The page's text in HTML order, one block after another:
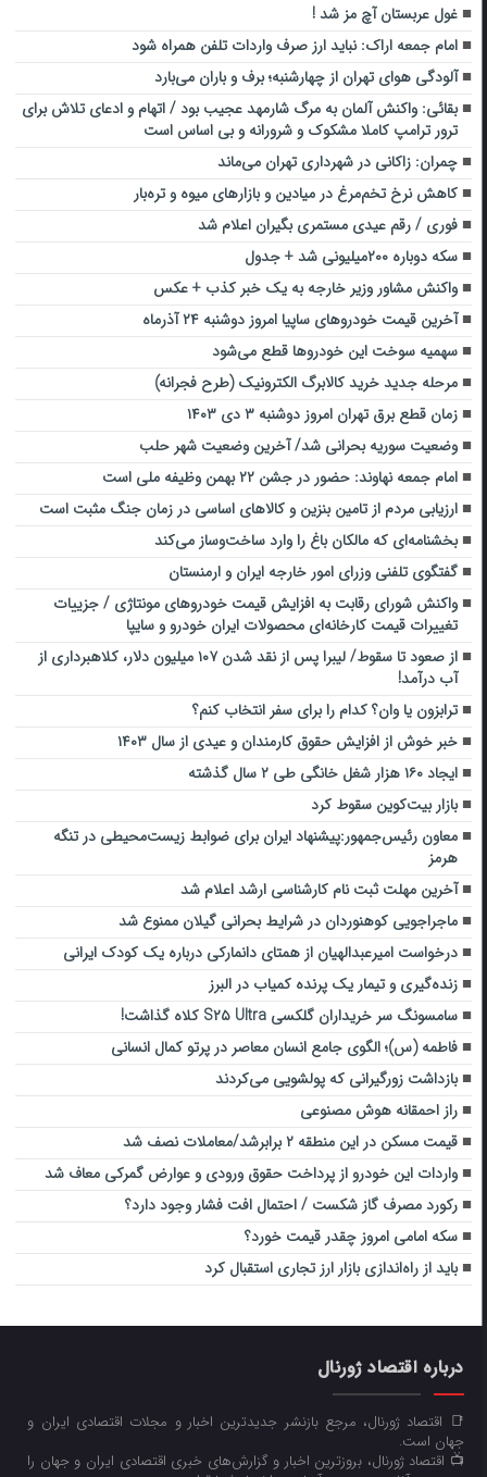
غول عربستان آچ مز شد !
امام جمعه اراک: نباید ارز صرف واردات تلفن همراه شود
آلودگی هوای تهران از چهارشنبه؛ برف و باران می‌بارد
بقائی: واکنش آلمان به مرگ شارمهد عجیب بود / اتهام و ادعای تلاش برای
ترور ترامپ کاملا مشکوک و شرورانه و بی اساس است
چمران: زاکانی در شهرداری تهران می‌ماند
کاهش نرخ تخم‌مرغ در میادین و بازارهای میوه و تره‌بار
فوری / رقم عیدی مستمری بگیران اعلام شد
سکه دوباره ۲۰۰میلیونی شد + جدول
واکنش مشاور وزیر خارجه به یک خبر کذب + عکس
آخرین قیمت خودروهای ساپیا امروز دوشنبه ۲۴ آذرماه
سهمیه سوخت این خودروها قطع می‌شود
مرحله جدید خرید کالابرگ الکترونیک (طرح فجرانه)
زمان قطع برق تهران امروز دوشنبه ۳ دی ۱۴۰۳
وضعیت سوریه بحرانی شد/ آخرین وضعیت شهر حلب
امام جمعه نهاوند: حضور در جشن ۲۲ بهمن وظیفه ملی است
ارزیابی مردم از تامین بنزین و کالاهای اساسی در زمان جنگ مثبت است
بخشنامه‌ای که مالکان باغ را وارد ساخت‌وساز می‌کند
گفتگوی تلفنی وزرای امور خارجه ایران و ارمنستان
واکنش شورای رقابت به افزایش قیمت خودروهای مونتاژی / جزییات
تغییرات قیمت کارخانه‌ای محصولات ایران خودرو و سایپا
از صعود تا سقوط/ لیبرا پس از نقد شدن ۱۰۷ میلیون دلار، کلاهبرداری از
آب درآمد!
ترابزون یا وان؟ کدام را برای سفر انتخاب کنم؟
خبر خوش از افزایش حقوق کارمندان و عیدی از سال ۱۴۰۳
ایجاد ۱۶۰ هزار شغل خانگی طی ۲ سال گذشته
بازار بیت‌کوین سقوط کرد
معاون رئیس‌جمهور:پیشنهاد ایران برای ضوابط زیست‌محیطی در تنگه
هرمز
آخرین مهلت ثبت نام کارشناسی ارشد اعلام شد
ماجراجویی کوهنوردان در شرایط بحرانی گیلان ممنوع شد
درخواست امیرعبدالهیان از همتای دانمارکی درباره یک کودک ایرانی
زنده‌گیری و تیمار یک پرنده کمیاب در البرز
سامسونگ سر خریداران گلکسی S۲۵ Ultra کلاه گذاشت!
فاطمه (س)؛ الگوی جامع انسان معاصر در پرتو کمال انسانی
بازداشت زورگیرانی که پولشویی می‌کردند
راز احمقانه هوش مصنوعی
قیمت مسکن در این منطقه ۲ برابرشد/معاملات نصف شد
واردات این خودرو از پرداخت حقوق ورودی و عوارض گمرکی معاف شد
رکورد مصرف گاز شکست / احتمال افت فشار وجود دارد؟
سکه امامی امروز چقدر قیمت خورد؟
باید از راه‌اندازی بازار ارز تجاری استقبال کرد
درباره اقتصاد ژورنال
📑 اقتصاد ژورنال، مرجع بازنشر جدیدترین اخبار و مجلات اقتصادی ایران و
جهان است.
📺 اقتصاد ژورنال، بروزترین اخبار و گزارش‌های خبری اقتصادی ایران و جهان را